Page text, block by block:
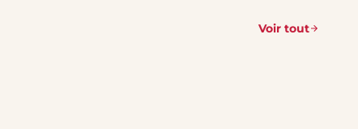
Voir tout